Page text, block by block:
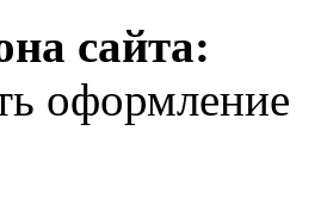
сайта:
оформление